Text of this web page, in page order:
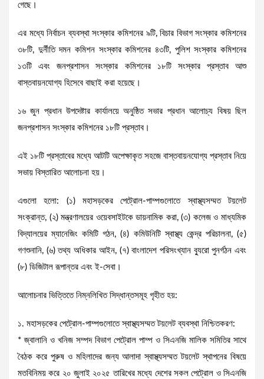
গেছে।
এর মধ্যে নির্বাচন ব্যবস্থা সংস্কার কমিশনের ৯টি, বিচার বিভাগ সংস্কার কমিশনের
৩৮টি, দুর্নীতি দমন কমিশন সংস্কার কমিশনের ৪৩টি, পুলিশ সংস্কার কমিশনের
১৩টি এবং জনপ্রশাসন সংস্কার কমিশনের ১৮টি সংস্কার প্রস্তাব আশু
বাস্তবায়নযোগ্য হিসেবে বাছাই করা হয়েছে।
১৬ জুন প্রধান উপদেষ্টার কার্যালয়ে অনুষ্ঠিত সভার প্রধান আলোচ্য বিষয় ছিল
জনপ্রশাসন সংস্কার কমিশনের ১৮টি প্রস্তাব।
এই ১৮টি প্রস্তাবের মধ্যে আটটি অপেক্ষাকৃত সহজে বাস্তবায়নযোগ্য প্রস্তাব নিয়ে
সভায় বিস্তারিত আলোচনা হয়।
এগুলো হলো: (১) মহাসড়কের পেট্রোল-পাম্পগুলোতে স্বাস্থ্যসম্মত টয়লেট
সংক্রান্ত, (২) মন্ত্রণালয়ের ওয়েবসাইটকে ডায়নামিক করা, (৩) কলেজ ও মাধ্যমিক
বিদ্যালয়ের ম্যানেজিং কমিটি গঠন, (৪) কমিউনিটি স্বাস্থ্য কেন্দ্র পরিচালনা, (৫)
গণশুনানি, (৬) তথ্য অধিকার আইন, (৭) বাংলাদেশ পরিসংখ্যান ব্যুরো পুনর্গঠন এবং
(৮) ডিজিটাল রূপান্তর এবং ই-সেবা।
আলোচনার ভিত্তিতে নিম্নলিখিত সিদ্ধান্তসমূহ গৃহীত হয়:
১. মহাসড়কের পেট্রোল-পাম্পগুলোতে স্বাস্থ্যসম্মত টয়লেট ব্যবস্থা নিশ্চিতকরণ:
* জ্বালানি ও খনিজ সম্পদ বিভাগ পেট্রোল পাম্প ও সিএনজি মালিক সমিতির সাথে
বৈঠক করে পুরুষ ও মহিলাদের জন্য আলাদা স্বাস্থ্যসম্মত টয়লেট স্থাপনের বিষয়ে
মতবিনিময় করে ২০ জুলাই ২০২৫ তারিখের মধ্যে দেশের সকল পেট্রোল ও সিএনজি